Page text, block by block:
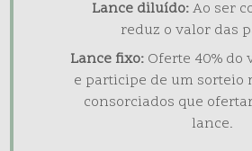
Lance diluído:Ao ser
reduz o valor das
Lance fixo: Oferte 40% do
e participe de um sorteio
consorciados que
lance.